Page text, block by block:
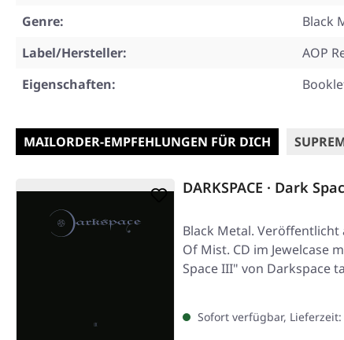
Genre:
Black
Label/Hersteller:
AOP
Eigenschaften:
MAILORDER-EMPFEHLUNGEN FÜR DICH
DARKSPACE · Dark
Black Metal. Veröffentlicht
Of Mist. CD im Jewelcase
Space III" von Darkspace
Sofort verfügbar,